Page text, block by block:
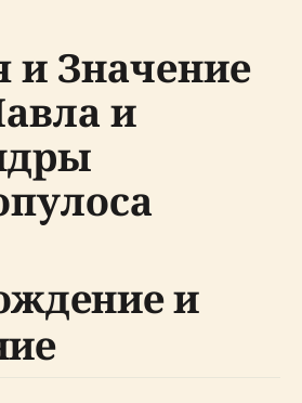
и Значение
и
и